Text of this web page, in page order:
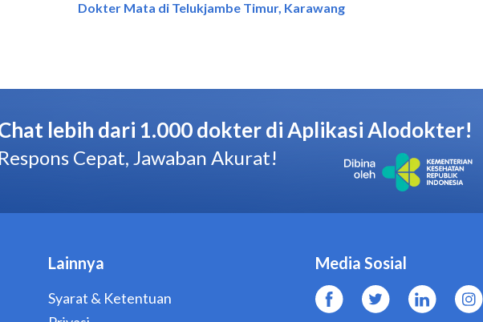
Dokter Mata di Telukjambe Timur, Karawang